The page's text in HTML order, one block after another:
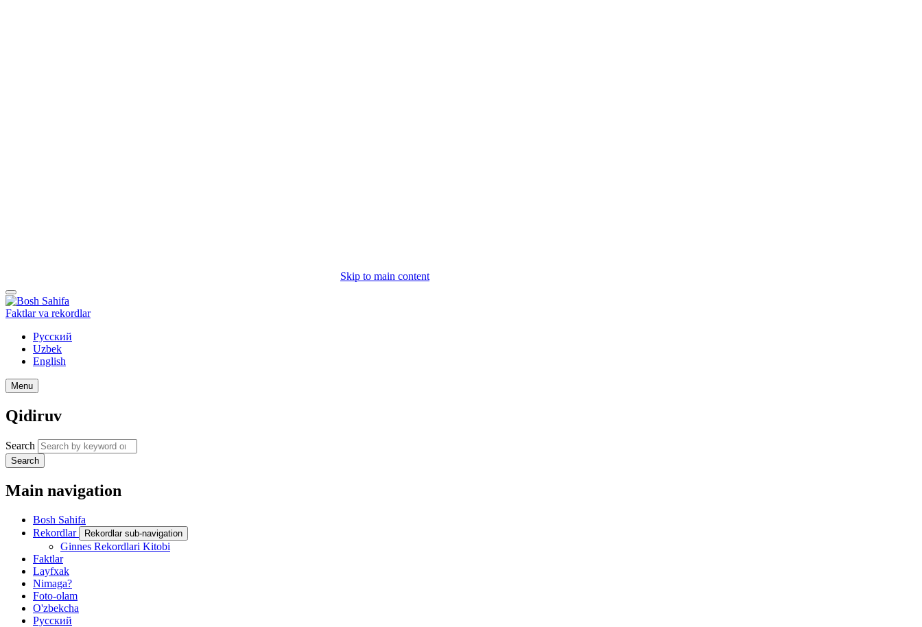
Skip to main content
Faktlar va rekordlar
Русский
Uzbek
English
Menu
Qidiruv
Search
Search
Main navigation
Bosh Sahifa
Rekordlar
Rekordlar sub-navigation
Ginnes Rekordlari Kitobi
Faktlar
Layfxak
Nimaga?
Foto-olam
O'zbekcha
Русский